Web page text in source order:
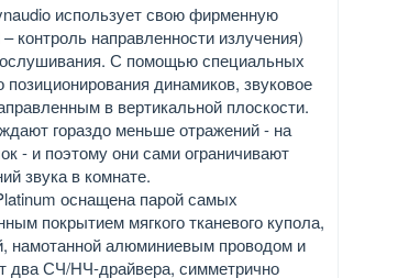
использует свою фирменную
контроль направленности излучения)
С помощью специальных
динамиков, звуковое
в вертикальной плоскости.
гораздо меньше отражений - на
- и поэтому они сами ограничивают
звука в комнате.
оснащена парой самых
покрытием мягкого тканевого купола,
намотанной алюминиевым проводом и
два СЧ/НЧ-драйвера, симметрично